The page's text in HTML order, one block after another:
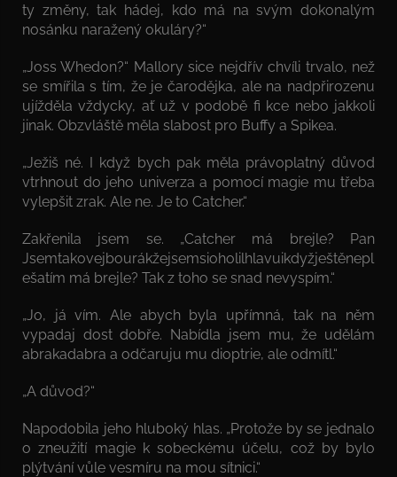
ty změny, tak hádej, kdo má na svým dokonalým
nosánku naražený okuláry?“
„Joss Whedon?“ Mallory sice nejdřív chvíli trvalo, než
se smířila s tím, že je čarodějka, ale na nadpřirozenu
ujížděla vždycky, ať už v podobě fi kce nebo jakkoli
jinak. Obzvláště měla slabost pro Buffy a Spikea.
„Ježiš né. I když bych pak měla právoplatný důvod
vtrhnout do jeho univerza a pomocí magie mu třeba
vylepšit zrak. Ale ne. Je to Catcher.“
Zakřenila jsem se. „Catcher má brejle? Pan
Jsemtakovejbourákžejsemsioholilhlavuikdyžještěnepl
ešatím má brejle? Tak z toho se snad nevyspím.“
„Jo, já vím. Ale abych byla upřímná, tak na něm
vypadaj dost dobře. Nabídla jsem mu, že udělám
abrakadabra a odčaruju mu dioptrie, ale odmítl.“
„A důvod?“
Napodobila jeho hluboký hlas. „Protože by se jednalo
o zneužití magie k sobeckému účelu, což by bylo
plýtvání vůle vesmíru na mou sítnici.“